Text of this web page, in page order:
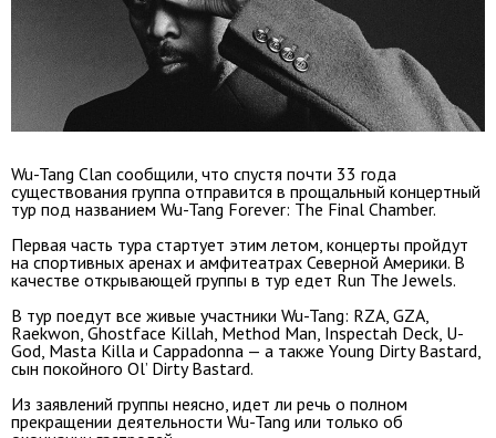
Wu-Tang Clan сообщили, что спустя почти 33 года
существования группа отправится в прощальный концертный
тур под названием Wu-Tang Forever: The Final Chamber.
Первая часть тура стартует этим летом, концерты пройдут
на спортивных аренах и амфитеатрах Северной Америки. В
качестве открывающей группы в тур едет Run The Jewels.
В тур поедут все живые участники Wu-Tang: RZA, GZA,
Raekwon, Ghostface Killah, Method Man, Inspectah Deck, U-
God, Masta Killa и Cappadonna — а также Young Dirty Bastard,
сын покойного Ol’ Dirty Bastard.
Из заявлений группы неясно, идет ли речь о полном
прекращении деятельности Wu-Tang или только об